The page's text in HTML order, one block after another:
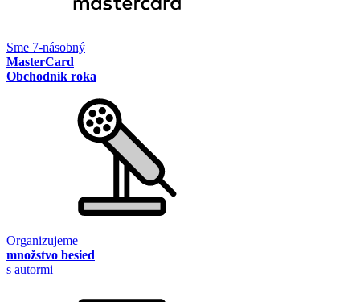
Sme 7-násobný
MasterCard
Obchodník roka
Organizujeme
množstvo besied
s autormi